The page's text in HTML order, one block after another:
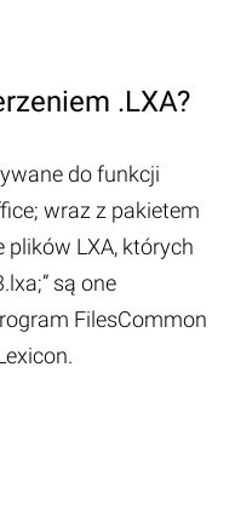
.LXA?
do funkcji
wraz z pakietem
LXA, których
są one
FilesCommon